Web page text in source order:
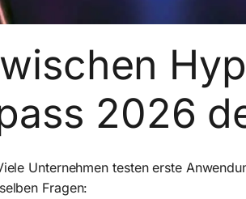
2026
Unternehmen testen erste
Fragen: